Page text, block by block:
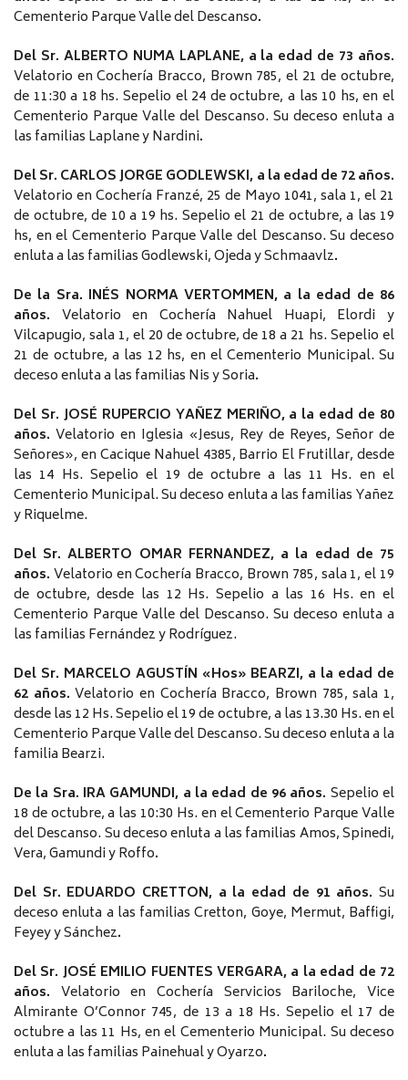
Cementerio Parque Valle del Descanso.
Del Sr. ALBERTO NUMA LAPLANE, a la edad de 73 años.
Velatorio en Cochería Bracco, Brown 785, el 21 de octubre,
de 11:30 a 18 hs. Sepelio el 24 de octubre, a las 10 hs, en el
Cementerio Parque Valle del Descanso. Su deceso enluta a
las familias Laplane y Nardini.
Del Sr. CARLOS JORGE GODLEWSKI, a la edad de 72 años.
Velatorio en Cochería Franzé, 25 de Mayo 1041, sala 1, el 21
de octubre, de 10 a 19 hs. Sepelio el 21 de octubre, a las 19
hs, en el Cementerio Parque Valle del Descanso. Su deceso
enluta a las familias Godlewski, Ojeda y Schmaavlz.
De la Sra. INÉS NORMA VERTOMMEN, a la edad de 86
años. Velatorio en Cochería Nahuel Huapi, Elordi y
Vilcapugio, sala 1, el 20 de octubre, de 18 a 21 hs. Sepelio el
21 de octubre, a las 12 hs, en el Cementerio Municipal. Su
deceso enluta a las familias Nis y Soria.
Del Sr. JOSÉ RUPERCIO YAÑEZ MERIÑO, a la edad de 80
años. Velatorio en Iglesia «Jesus, Rey de Reyes, Señor de
Señores», en Cacique Nahuel 4385, Barrio El Frutillar, desde
las 14 Hs. Sepelio el 19 de octubre a las 11 Hs. en el
Cementerio Municipal. Su deceso enluta a las familias Yañez
y Riquelme.
Del Sr. ALBERTO OMAR FERNANDEZ, a la edad de 75
años. Velatorio en Cochería Bracco, Brown 785, sala 1, el 19
de octubre, desde las 12 Hs. Sepelio a las 16 Hs. en el
Cementerio Parque Valle del Descanso. Su deceso enluta a
las familias Fernández y Rodríguez.
Del Sr. MARCELO AGUSTÍN «Hos» BEARZI, a la edad de
62 años.Velatorio en Cochería Bracco, Brown 785, sala 1,
desde las 12 Hs. Sepelio el 19 de octubre, a las 13.30 Hs. en el
Cementerio Parque Valle del Descanso. Su deceso enluta a la
familia Bearzi.
De la Sra. IRA GAMUNDI, a la edad de 96 años. Sepelio el
18 de octubre, a las 10:30 Hs. en el Cementerio Parque Valle
del Descanso. Su deceso enluta a las familias Amos, Spinedi,
Vera, Gamundi y Roffo.
Del Sr. EDUARDO CRETTON, a la edad de 91 años. Su
deceso enluta a las familias Cretton, Goye, Mermut, Baffigi,
Feyey y Sánchez.
Del Sr. JOSÉ EMILIO FUENTES VERGARA, a la edad de 72
años. Velatorio en Cochería Servicios Bariloche, Vice
Almirante O’Connor 745, de 13 a 18 Hs. Sepelio el 17 de
octubre a las 11 Hs, en el Cementerio Municipal. Su deceso
enluta a las familias Painehual y Oyarzo.